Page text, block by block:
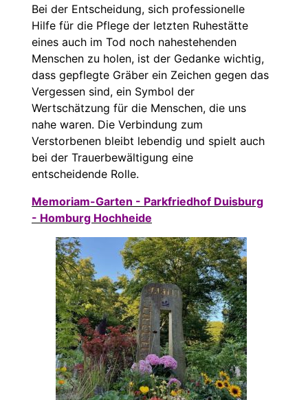
Bei der Entscheidung, sich professionelle
Hilfe für die Pflege der letzten Ruhestätte
eines auch im Tod noch nahestehenden
Menschen zu holen, ist der Gedanke wichtig,
dass gepflegte Gräber ein Zeichen gegen das
Vergessen sind, ein Symbol der
Wertschätzung für die Menschen, die uns
nahe waren. Die Verbindung zum
Verstorbenen bleibt lebendig und spielt auch
bei der Trauerbewältigung eine
entscheidende Rolle.
Memoriam-Garten - Parkfriedhof Duisburg
- Homburg Hochheide